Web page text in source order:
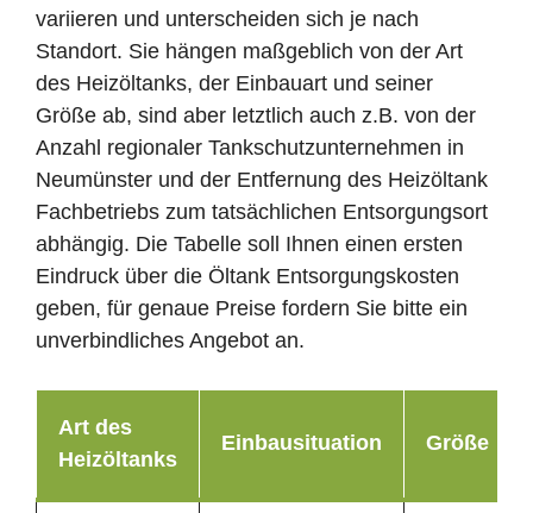
variieren und unterscheiden sich je nach
Standort. Sie hängen maßgeblich von der Art
des Heizöltanks, der Einbauart und seiner
Größe ab, sind aber letztlich auch z.B. von der
Anzahl regionaler Tankschutzunternehmen in
Neumünster und der Entfernung des Heizöltank
Fachbetriebs zum tatsächlichen Entsorgungsort
abhängig. Die Tabelle soll Ihnen einen ersten
Eindruck über die Öltank Entsorgungskosten
geben, für genaue Preise fordern Sie bitte ein
unverbindliches Angebot an.
Art des
Heizöltanks
Einbausituation Größe